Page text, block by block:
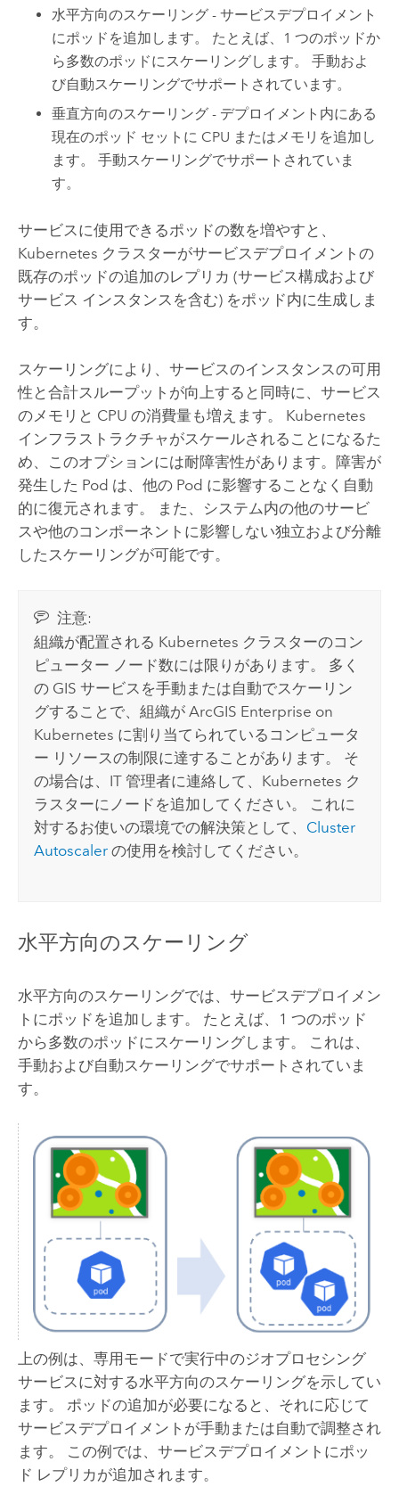
水平方向のスケーリング - サービスデプロイメント
にポッドを追加します。 たとえば、1 つのポッドか
ら多数のポッドにスケーリングします。 手動およ
び自動スケーリングでサポートされています。
垂直方向のスケーリング - デプロイメント内にある
現在のポッド セットに CPU またはメモリを追加し
ます。 手動スケーリングでサポートされていま
す。
サービスに使用できるポッドの数を増やすと、
Kubernetes クラスターがサービスデプロイメントの
既存のポッドの追加のレプリカ (サービス構成および
サービス インスタンスを含む) をポッド内に生成しま
す。
スケーリングにより、サービスのインスタンスの可用
性と合計スループットが向上すると同時に、サービス
のメモリと CPU の消費量も増えます。 Kubernetes
インフラストラクチャがスケールされることになるた
め、このオプションには耐障害性があります。障害が
発生した Pod は、他の Pod に影響することなく自動
的に復元されます。 また、システム内の他のサービ
スや他のコンポーネントに影響しない独立および分離
したスケーリングが可能です。
注意:
組織が配置される Kubernetes クラスターのコン
ピューター ノード数には限りがあります。 多く
の GIS サービスを手動または自動でスケーリン
グすることで、組織がArcGIS Enterprise on
Kubernetes に割り当てられているコンピュータ
ー リソースの制限に達することがあります。 そ
の場合は、IT 管理者に連絡して、 Kubernetes ク
ラスターにノードを追加してください。 これに
対するお使いの環境での解決策として、 Cluster
Autoscaler の使用を検討してください。
水平方向のスケーリング
水平方向のスケーリングでは、サービスデプロイメン
トにポッドを追加します。 たとえば、1 つのポッド
から多数のポッドにスケーリングします。 これは、
手動および自動スケーリングでサポートされていま
す。
上の例は、専用モードで実行中のジオプロセシング
サービスに対する水平方向のスケーリングを示してい
ます。 ポッドの追加が必要になると、それに応じて
サービスデプロイメントが手動または自動で調整され
ます。 この例では、サービスデプロイメントにポッ
ド レプリカが追加されます。